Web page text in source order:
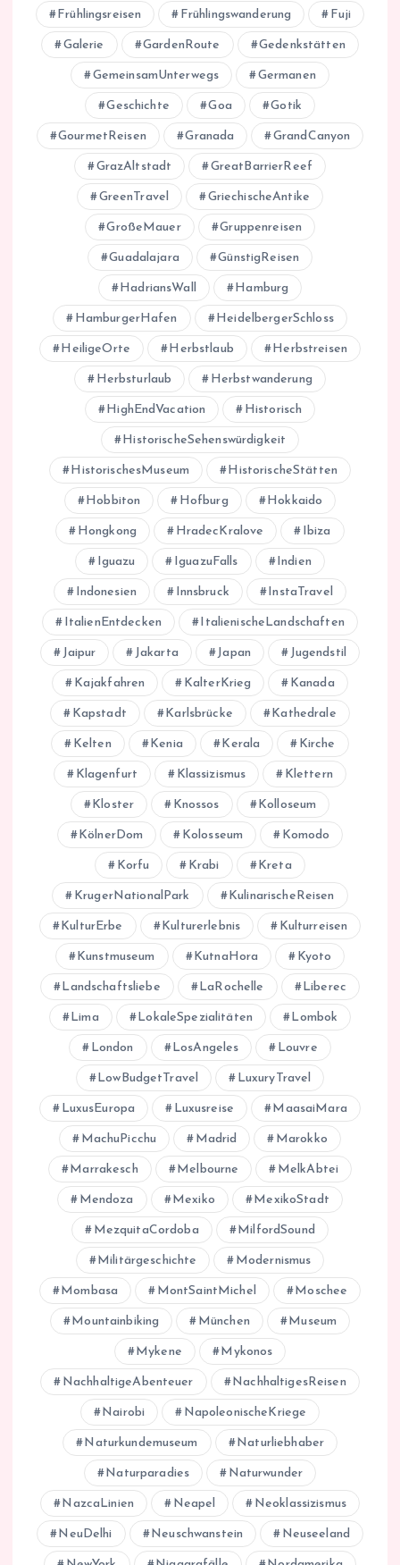
Frühlingsreisen Frühlingswanderung Fuji
Galerie GardenRoute Gedenkstätten
GemeinsamUnterwegs Germanen
Geschichte Goa Gotik
GourmetReisen Granada GrandCanyon
GrazAltstadt GreatBarrierReef
GreenTravel GriechischeAntike
GroßeMauer Gruppenreisen
Guadalajara GünstigReisen
HadriansWall Hamburg
HamburgerHafen HeidelbergerSchloss
HeiligeOrte Herbstlaub Herbstreisen
Herbsturlaub Herbstwanderung
HighEndVacation Historisch
HistorischeSehenswürdigkeit
HistorischesMuseum HistorischeStätten
Hobbiton Hofburg Hokkaido
Hongkong HradecKralove Ibiza
Iguazu IguazuFalls Indien
Indonesien Innsbruck InstaTravel
ItalienEntdecken ItalienischeLandschaften
Jaipur Jakarta Japan Jugendstil
Kajakfahren KalterKrieg Kanada
Kapstadt Karlsbrücke Kathedrale
Kelten Kenia Kerala Kirche
Klagenfurt Klassizismus Klettern
Kloster Knossos Kolloseum
KölnerDom Kolosseum Komodo
Korfu Krabi Kreta
KrugerNationalPark KulinarischeReisen
KulturErbe Kulturerlebnis Kulturreisen
Kunstmuseum KutnaHora Kyoto
Landschaftsliebe LaRochelle Liberec
Lima LokaleSpezialitäten Lombok
London LosAngeles Louvre
LowBudgetTravel LuxuryTravel
LuxusEuropa Luxusreise MaasaiMara
MachuPicchu Madrid Marokko
Marrakesch Melbourne MelkAbtei
Mendoza Mexiko MexikoStadt
MezquitaCordoba MilfordSound
Militärgeschichte Modernismus
Mombasa MontSaintMichel Moschee
Mountainbiking München Museum
Mykene Mykonos
NachhaltigeAbenteuer NachhaltigesReisen
Nairobi NapoleonischeKriege
Naturkundemuseum Naturliebhaber
Naturparadies Naturwunder
NazcaLinien Neapel Neoklassizismus
NeuDelhi Neuschwanstein Neuseeland